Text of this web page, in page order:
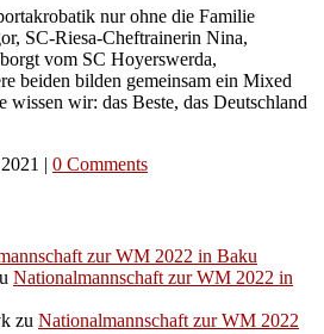
nur ohne die Familie
SC-Riesa-Cheftrainerin Nina,
vom SC Hoyerswerda,
beiden bilden gemeinsam ein Mixed
wissen wir: das Beste, das Deutschland
| 0 Comments
zur WM 2022 in Baku
Nationalmannschaft zur WM 2022 in
zu Nationalmannschaft zur WM 2022